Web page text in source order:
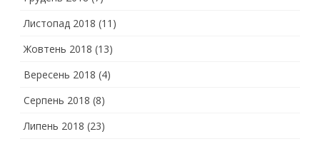
Листопад 2018 (11)
Жовтень 2018 (13)
Вересень 2018 (4)
Серпень 2018 (8)
Липень 2018 (23)